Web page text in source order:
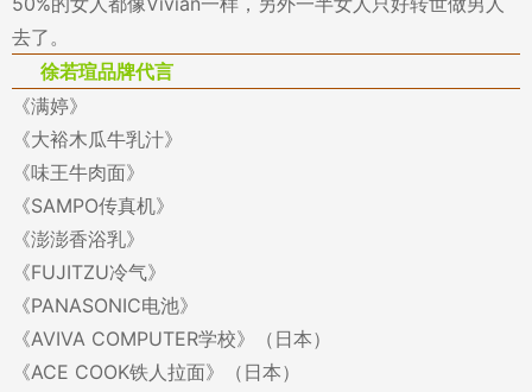
去了。
徐若瑄品牌代言
《满婷》
《大裕木瓜牛乳汁》
《味王牛肉面》
《SAMPO传真机》
《澎澎香浴乳》
《FUJITZU冷气》
《PANASONIC电池》
《AVIVA COMPUTER学校》（日本）
《ACE COOK铁人拉面》（日本）